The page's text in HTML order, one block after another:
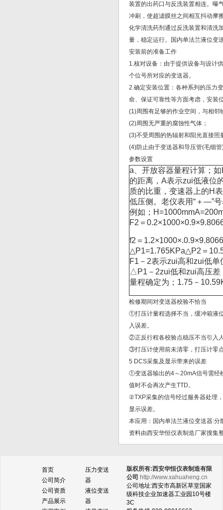
装置的出药口与反洗装置相连。曝
冲刷，使超滤膜丝之间相互抖动摩
化学清洗药剂通过反洗装置和清洗
量，稳定运行。国内单法兰液位变
安装前的准备工作
1.核对设备：由于提供设备与设计
个位号所对应的变送器。
2.确定安装位置：各种系列的压力
命、保证可靠性等方面考虑，安装
(1)周围有足够的作业空间，与相
(2)周围无严重的腐蚀性气体；
(3)不受周围的热辐射和阳光直接照
(4)防止由于变送器和导压管(毛细
参数设置
a、开放容器量程计算；
的距离，A表示zui低液位
质的比重，变速器上的H
低压侧。老仪表用“＋—”
例如；
F2＝
f2＝
△P1=1.765KPa△P2＝
F1－2表示zui高和zui低单
△P1－2zui低和zui高压差
量程确定为；1.75－
检修期间对变送器校验不恰当
①打压计量程选择不当，缓冲箱液
入误差。
②正反行程各校验点稳压不当引入
③打压计使用前未清零，打压计零
5 DCS采集及显示带来的误差
①变送器输出的4～20mA信号需经
值时不会再次产生TTD。
②TXP采集的信号经过服务器处理
显示误差。
本应用：国内单法兰液位变送器:
资料由西安华恒仪表制造厂家搜集
首页
公司简介
公司资质
产品展示
压力变送
器
液位变送
器
版权所有:西安华恒仪表制造有限
公司 http://www.xahuaheng.cn
公司地址:西安市高新区草堂国家
级科技企业加速器工业园10号楼
3C